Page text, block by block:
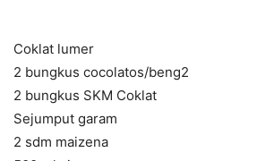
Coklat lumer
2 bungkus cocolatos/beng2
2 bungkus SKM Coklat
Sejumput garam
2 sdm maizena